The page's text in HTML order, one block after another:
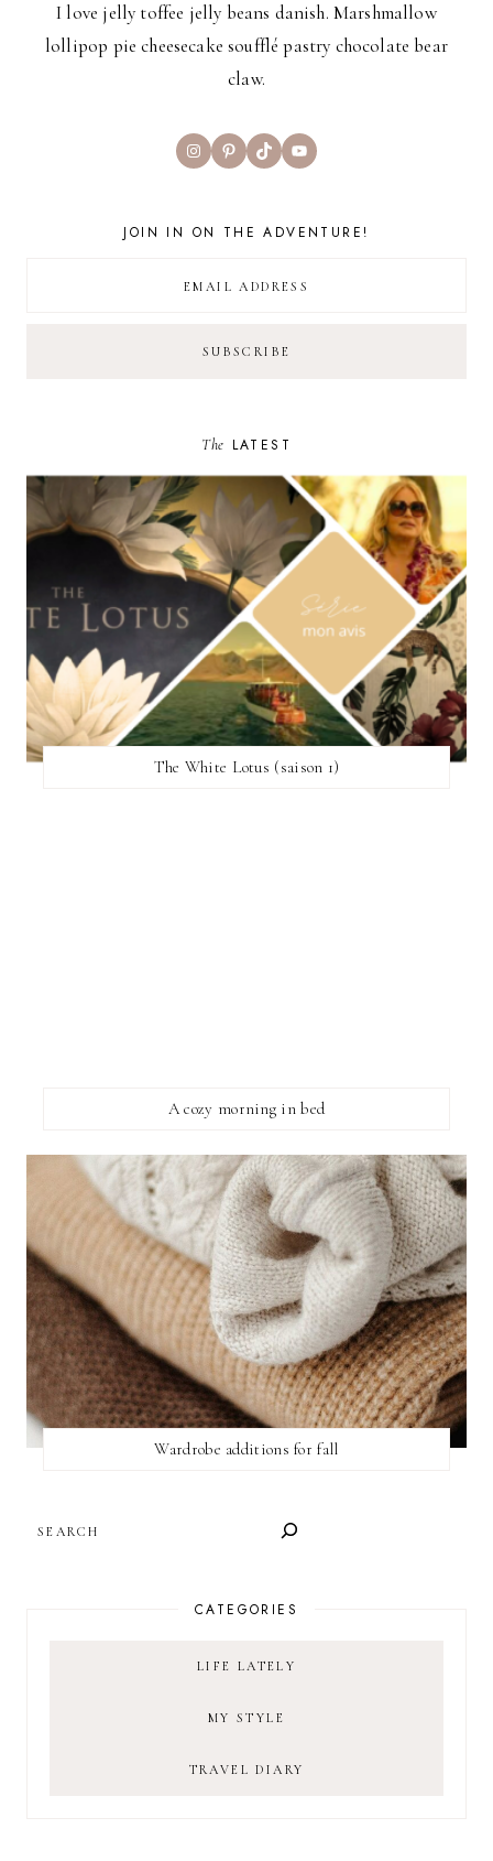
I love jelly toffee jelly beans danish. Marshmallow
lollipop pie cheesecake soufflé pastry chocolate bear
claw.
InstagramPinterest
TikTokYouTube
JOIN IN ON THE ADVENTURE!
The LATEST
The White Lotus (saison 1)
A cozy morning in bed
Wardrobe additions for fall
CATEGORIES
LIFE LATELY
MY STYLE
TRAVEL DIARY